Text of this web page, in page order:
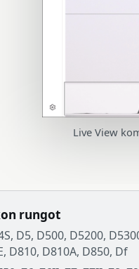
Live View
rungot
D5, D500, D5200,
D810, D810A, D850, Df